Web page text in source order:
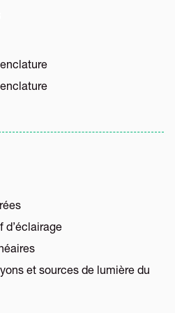
d’éclairage
et sources de lumière du